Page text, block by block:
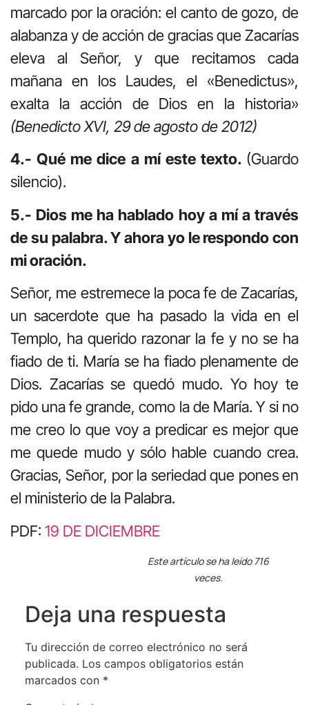
marcado por la oración: el canto de gozo, de
alabanza y de acción de gracias que Zacarías
eleva al Señor, y que recitamos cada
mañana en los Laudes, el «Benedictus»,
exalta la acción de Dios en la historia»
(Benedicto XVI, 29 de agosto de 2012)
4.- Qué me dice a mí este texto. (Guardo
silencio).
5.- Dios me ha hablado hoy a mí a través
de su palabra. Y ahora yo le respondo con
mi oración.
Señor, me estremece la poca fe de Zacarías,
un sacerdote que ha pasado la vida en el
Templo, ha querido razonar la fe y no se ha
fiado de ti. María se ha fiado plenamente de
Dios. Zacarías se quedó mudo. Yo hoy te
pido una fe grande, como la de María. Y si no
me creo lo que voy a predicar es mejor que
me quede mudo y sólo hable cuando crea.
Gracias, Señor, por la seriedad que pones en
el ministerio de la Palabra.
PDF: 19 DE DICIEMBRE
Este artículo se ha leído 716
veces.
Deja una respuesta
Tu dirección de correo electrónico no será
publicada. Los campos obligatorios están
marcados con *